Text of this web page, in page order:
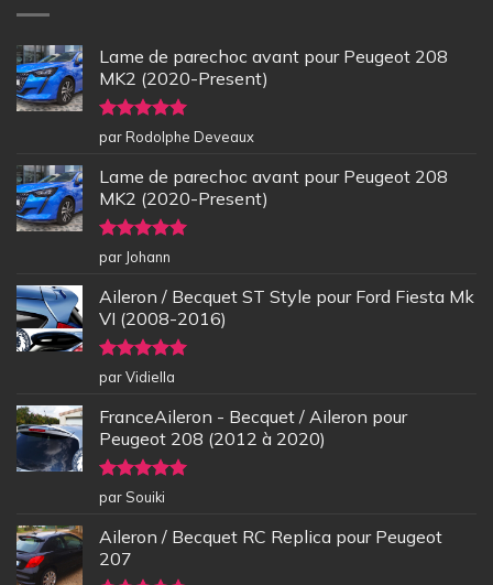
Lame de parechoc avant pour Peugeot 208
MK2 (2020-Present)
Note5sur
5
par Rodolphe Deveaux
Lame de parechoc avant pour Peugeot 208
MK2 (2020-Present)
Note5sur
5
par Johann
Aileron / Becquet ST Style pour Ford Fiesta Mk
VI (2008-2016)
Note5sur
5
par Vidiella
FranceAileron - Becquet / Aileron pour
Peugeot 208 (2012 à 2020)
Note5sur
5
par Souiki
Aileron / Becquet RC Replica pour Peugeot
207